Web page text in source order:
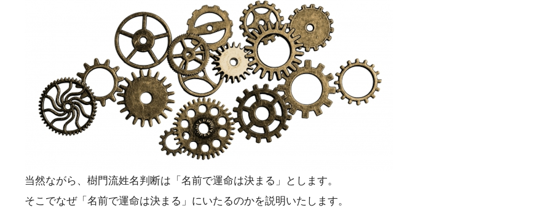
当然ながら、樹門流姓名判断は「名前で運命は決まる」とします。
そこでなぜ「名前で運命は決まる」にいたるのかを説明いたします。